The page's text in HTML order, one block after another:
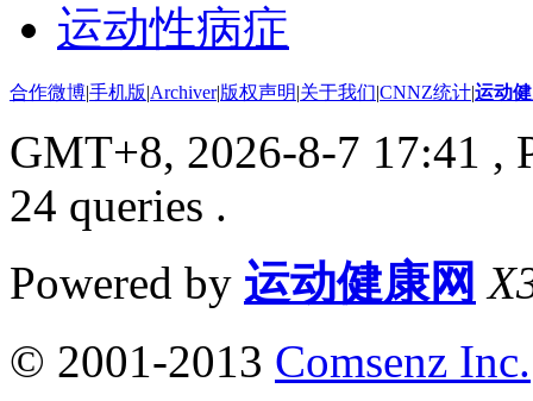
运动性病症
合作微博|手机版|Archiver|版权声明|关于我们|CNNZ统计|运动
GMT+8, 2026-8-7 17:41 ,
24 queries .
Powered by 运动健康网
© 2001-2013 Comsenz Inc.